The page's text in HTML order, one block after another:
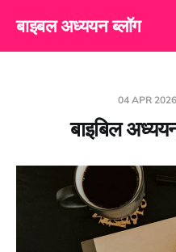
बाइबल अध्ययन ब्लॉग
04 APR 2026
बाइबिल